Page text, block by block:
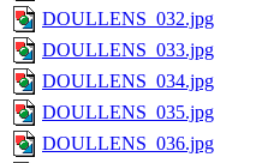
DOULLENS_032.jpg
DOULLENS_033.jpg
DOULLENS_034.jpg
DOULLENS_035.jpg
DOULLENS_036.jpg